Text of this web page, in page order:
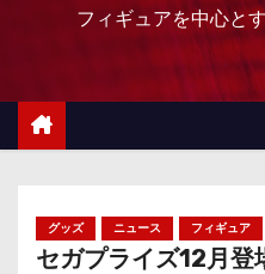
フィギュアを中心と
グッズ ニュース フィギュア
セガプライズ12月登